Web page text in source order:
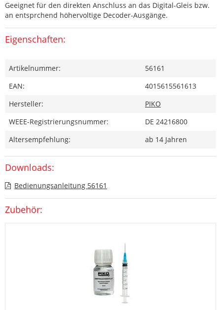
Geeignet für den direkten Anschluss an das Digital-Gleis bzw.
an entsprchend höhervoltige Decoder-Ausgänge.
Eigenschaften:
Artikelnummer:
56161
EAN:
4015615561613
Hersteller:
PIKO
WEEE-Registrierungsnummer:
DE 24216800
Altersempfehlung:
ab 14 Jahren
Downloads:
Bedienungsanleitung 56161
Zubehör: